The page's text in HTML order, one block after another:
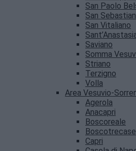
San Paolo
San
San Vitaliano
Saviano
Somma
Striano
Terzigno
Volla
Area Vesuvio-
Agerola
Anacapri
Boscoreale
Boscotrecase
Capri